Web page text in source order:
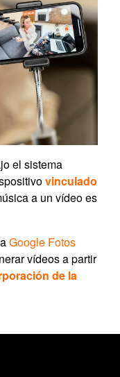
el sistema
vinculado
a un vídeo es
Google Fotos
vídeos a partir
de la